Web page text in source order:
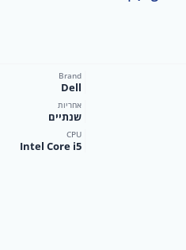
Brand
Dell
אחריות
שנתיים
CPU
Intel Core i5